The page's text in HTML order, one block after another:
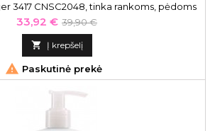
3417 CNSC2048, tinka rankoms, pėdoms
ir kūnui, 946 ml
Kaina
33,92 € Bazinė
kaina
39,90 €
 Į krepšelį
 Paskutinė prekė